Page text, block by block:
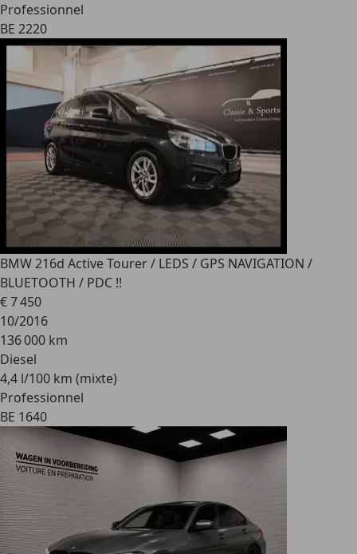
Professionnel
BE 2220
BMW 216d Active Tourer / LEDS / GPS NAVIGATION /
BLUETOOTH / PDC !!
€ 7 450
10/2016
136 000 km
Diesel
4,4 l/100 km (mixte)
Professionnel
BE 1640